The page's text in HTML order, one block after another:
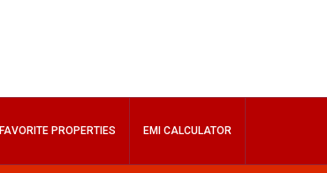
FAVORITE PROPERTIES EMI CALCULATOR